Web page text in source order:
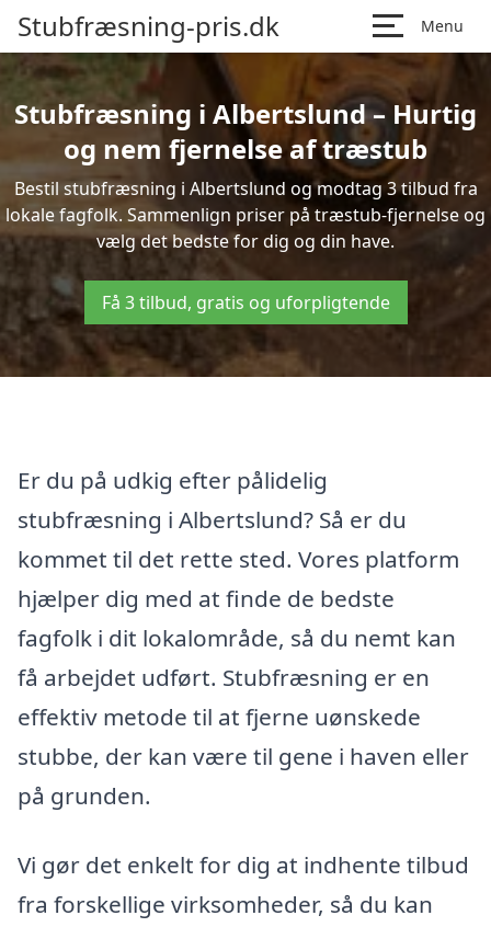
Stubfræsning-pris.dk Menu
Stubfræsning i Albertslund – Hurtig
og nem fjernelse af træstub
Bestil stubfræsning i Albertslund og modtag 3 tilbud fra
lokale fagfolk. Sammenlign priser på træstub-fjernelse og
vælg det bedste for dig og din have.
Få 3 tilbud, gratis og uforpligtende
Er du på udkig efter pålidelig
stubfræsning i Albertslund? Så er du
kommet til det rette sted. Vores platform
hjælper dig med at finde de bedste
fagfolk i dit lokalområde, så du nemt kan
få arbejdet udført. Stubfræsning er en
effektiv metode til at fjerne uønskede
stubbe, der kan være til gene i haven eller
på grunden.
Vi gør det enkelt for dig at indhente tilbud
fra forskellige virksomheder, så du kan